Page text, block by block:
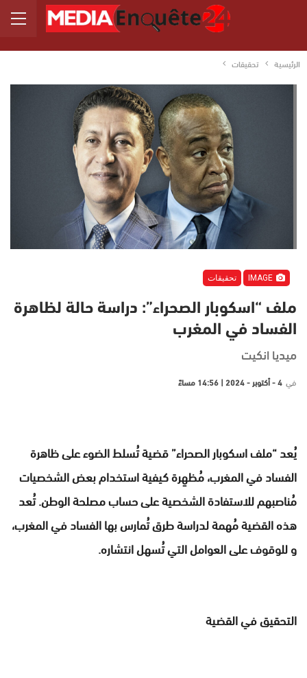
الرئيسية تحقيقات
تحقيقات
ملف “اسكوبار الصحراء”: دراسة حالة لظاهرة
الفساد في المغرب
ميديا انكيت
في 4 - أكتوبر - 2024 | 14:56 مساءً
يُعد “ملف اسكوبار الصحراء” قضية تُسلط الضوء على ظاهرة
الفساد في المغرب، مُظهِرة كيفية استخدام بعض الشخصيات
مُناصبهم للاستفادة الشخصية على حساب مصلحة الوطن. تُعد
هذه القضية مُهمة لدراسة طرق تُمارس بها الفساد في المغرب،
و للوقوف على العوامل التي تُسهل انتشاره.
التحقيق في القضية